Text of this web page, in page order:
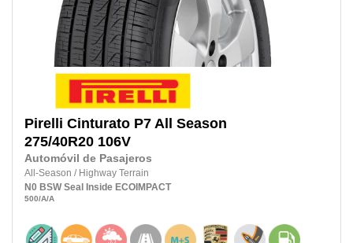
Pirelli Cinturato P7 All Season
275/40R20 106V
Automóvil de Pasajeros
All-Season / Highway Terrain
N0 BSW Seal Inside ECOIMPACT
500/A/A